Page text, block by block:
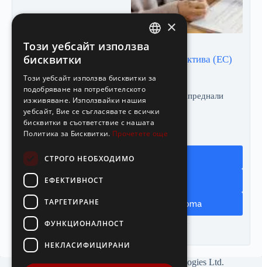
Kурс за продажба застраховки Директива (ЕС)
Продължителност Напреднали
Застраховане
Добави в количката
Заявете корпоративна оферта
Курс: 1 EUR = 1.95583 BGN
Copyright © 2026 - NIT New Internet Technologies Ltd.
BULGARIAN
×
Този уебсайт използва
бисквитки
Този уебсайт използва бисквитки за
подобряване на потребителското
изживяване. Използвайки нашия
уебсайт, Вие се съгласявате с всички
бисквитки в съответствие с нашата
Политика за Бисквитки. Прочетете още
СТРОГО НЕОБХОДИМО
ЕФЕКТИВНОСТ
ТАРГЕТИРАНЕ
ФУНКЦИОНАЛНОСТ
НЕКЛАСИФИЦИРАНИ